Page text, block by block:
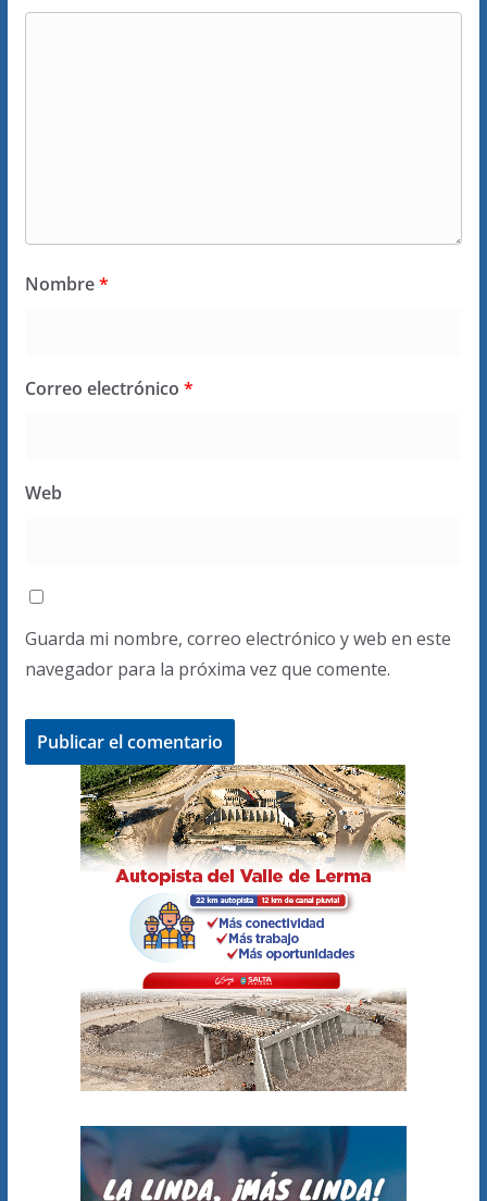
Nombre*
Correo electrónico *
Web
Guarda mi nombre, correo electrónico y web en este
navegador para la próxima vez que comente.